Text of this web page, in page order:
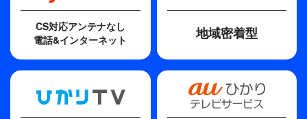
常でない。あとで分かったことだが、薫は以前父親
を殺しかけて精神病院に入院したことがあるらし
い。
さらに同じ日の深夜、小夜子は、花畑の向こうで首
をつろうとしている伊作を見てしまった。一目散に
駆け寄った小夜子であったが…。
CS対応アンテナなし
電話&インターネット
地域密着型